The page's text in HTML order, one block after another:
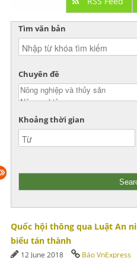
Tìm văn bản
Chuyên đề
Khoảng thời gian
Quốc hội thông qua Luật An
biểu tán thành
12 June 2018 Báo VnExpress